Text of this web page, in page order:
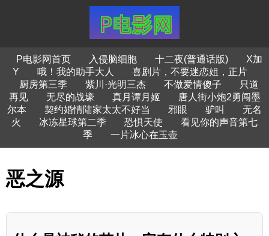
P电影网首页 入侵脑细胞 十二夜(普通话版)
X加
Y
哦！我的助手大人
喜剧片，不要迷恋姐，正片
厨房第三季
紫川·光明三杰 不做爱情傻子
只道
再见
无尽的战壕 真月谭月姬
唐人街小炮2勇闯墨
尔本
契约婚情陆家太太不好当 邪眼 驴叫
无名
火
冰冻星球第二季 恐惧天使
看见你的声音第七
季
一片冰心在玉壶
恶之源